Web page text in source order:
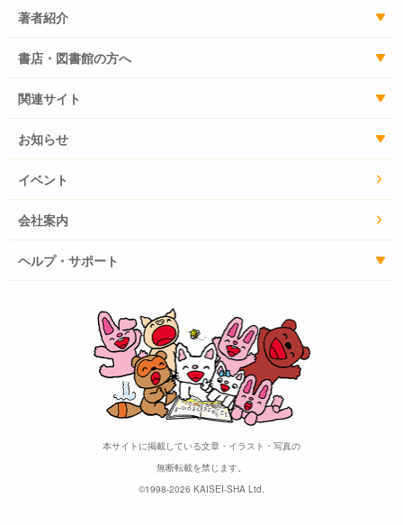
著者紹介
書店・図書館の方へ
関連サイト
お知らせ
イベント
会社案内
ヘルプ・サポート
本サイトに掲載している文章・イラスト・写真の
無断転載を禁じます。
©1998-2026 KAISEI-SHA Ltd.